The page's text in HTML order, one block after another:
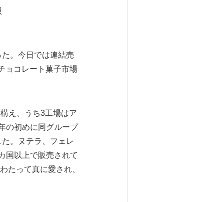
。今日では連結売
ョコレート菓子市場
え、うち3工場はア
の初めに同グループ
。ヌテラ、フェレ
国以上で販売されて
たって真に愛され、